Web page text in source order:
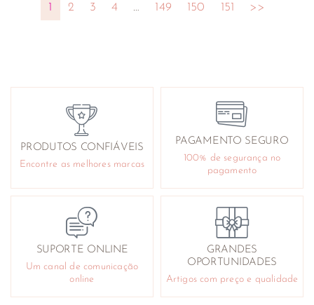
1 2 3 4 … 149 150 151 >>
PRODUTOS CONFIÁVEIS
Encontre as melhores marcas
PAGAMENTO SEGURO
100% de segurança no
pagamento
SUPORTE ONLINE
Um canal de comunicação
online
GRANDES
OPORTUNIDADES
Artigos com preço e qualidade